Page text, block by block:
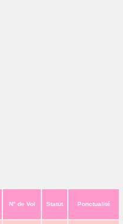
N° de Vol Statut Ponctualité